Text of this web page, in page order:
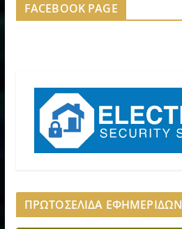
FACEBOOK PAGE
ΠΡΩΤΟΣΕΛΙΔΑ ΕΦΗΜΕΡΙΔΩΝ